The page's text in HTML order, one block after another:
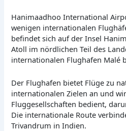
Hanimaadhoo International
wenigen internationalen
befindet sich auf der Insel
Atoll im nördlichen Teil des
internationalen Flughafen Malé
Der Flughafen bietet Flüge zu
internationalen Zielen an und
Fluggesellschaften bedient,
Die internationale Route
Trivandrum in Indien.